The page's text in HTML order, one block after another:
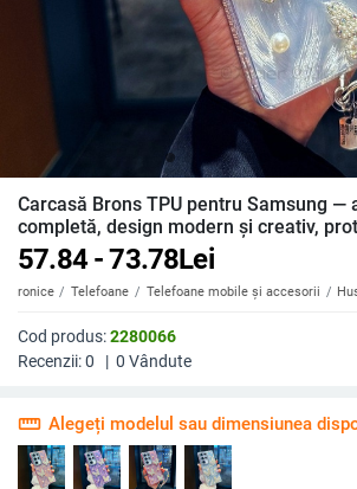
Carcasă Brons TPU pentru Samsung —
completă, design modern și creativ,
57.84 - 73.78Lei
Telefoane Telefoane mobile și accesorii
Cod produs:2280066
Recenzii:0 | 0 Vândute
straighten Alegeți modelul sau dimensiunea